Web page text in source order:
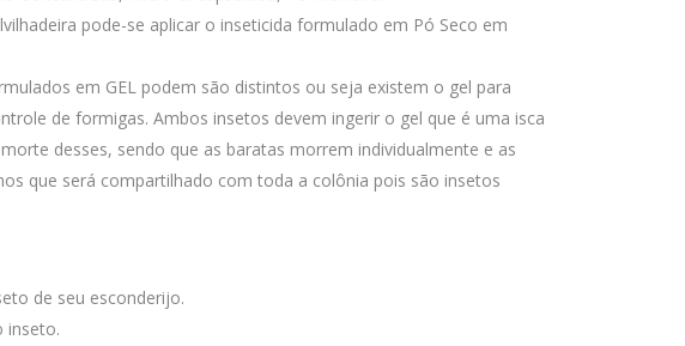
pode-se aplicar o inseticida formulado em Pó Seco em
em GEL podem são distintos ou seja existem o gel para
de formigas. Ambos insetos devem ingerir o gel que é uma isca
desses, sendo que as baratas morrem individualmente e as
que será compartilhado com toda a colônia pois são insetos
de seu esconderijo.
inseto.